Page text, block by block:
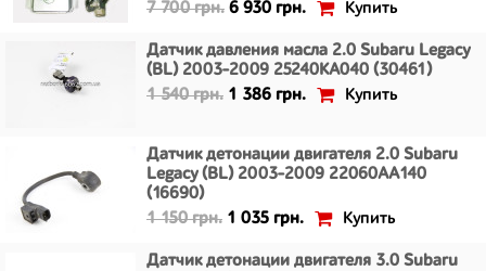
7 700 грн. 6 930 грн. Купить
Датчик давления масла 2.0 Subaru Legacy
(BL) 2003-2009 25240KA040 (30461)
1 540 грн. 1 386 грн. Купить
Датчик детонации двигателя 2.0 Subaru
Legacy (BL) 2003-2009 22060AA140
(16690)
1 150 грн. 1 035 грн. Купить
Датчик детонации двигателя 3.0 Subaru